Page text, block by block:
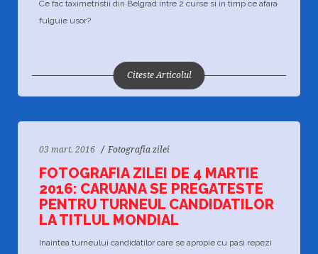
Ce fac taximetristii din Belgrad intre 2 curse si in timp ce afara
fulguie usor?
Citeste Articolul
03 mart. 2016 Fotografia zilei
FOTOGRAFIA ZILEI DE 4 MARTIE
2016: CARUANA SE PREGATESTE
PENTRU TURNEUL CANDIDATILOR
LA TITLUL MONDIAL
Inaintea turneului candidatilor care se apropie cu pasi repezi